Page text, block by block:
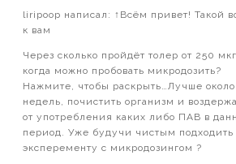
liripoop написал: ↑Всём привет! Такой
к вам
Через сколько пройдёт толер от 250
когда можно пробовать микродозить?
Нажмите, чтобы раскрыть…Лучше около
недель, почистить организм и
от употребления каких либо ПАВ в
период. Уже будучи чистым подходить
эксперементу с микродозингом ?